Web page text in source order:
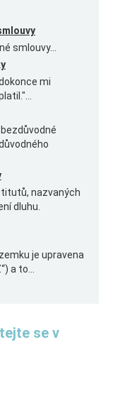
smlouvy...
mi
nazvaných
dluhu.
je upravena
a to...
se v